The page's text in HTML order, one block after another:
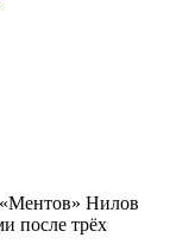
«Ментов» Нилов
после трёх